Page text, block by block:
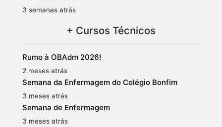
3 semanas atrás
+ Cursos Técnicos
Rumo à OBAdm 2026!
2 meses atrás
Semana da Enfermagem do Colégio Bonfim
3 meses atrás
Semana de Enfermagem
3 meses atrás